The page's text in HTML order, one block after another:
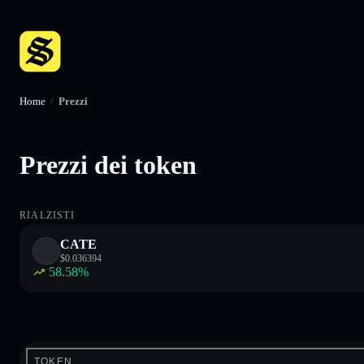
Home / Prezzi
Prezzi dei token
RIALZISTI
CATE
$0.036394
58.58%
TOKEN